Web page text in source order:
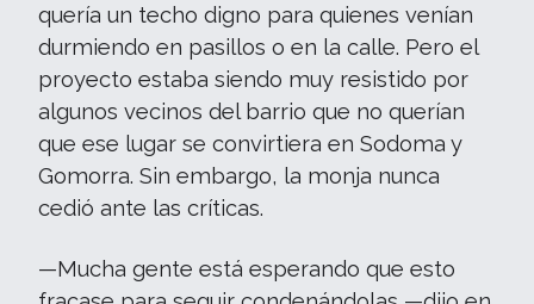
quería un techo digno para quienes venían
durmiendo en pasillos o en la calle. Pero el
proyecto estaba siendo muy resistido por
algunos vecinos del barrio que no querían
que ese lugar se convirtiera en Sodoma y
Gomorra. Sin embargo, la monja nunca
cedió ante las críticas.
—Mucha gente está esperando que esto